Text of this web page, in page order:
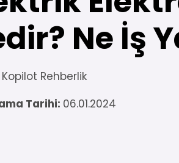
Ne İş
Kopilot Rehberlik
Tarihi: 06.01.2024